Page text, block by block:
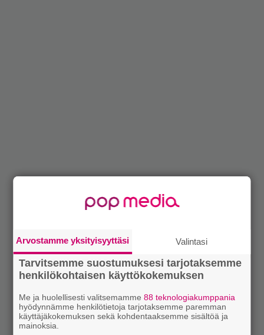
Arvostamme yksityisyyttäsi Valintasi
Tarvitsemme suostumuksesi tarjotaksemme
henkilökohtaisen käyttökokemuksen
Me ja huolellisesti valitsemamme88 teknologiakumppania
hyödynnämme henkilötietoja tarjotaksemme paremman
käyttäjäkokemuksen sekä kohdentaaksemme sisältöä ja
mainoksia.